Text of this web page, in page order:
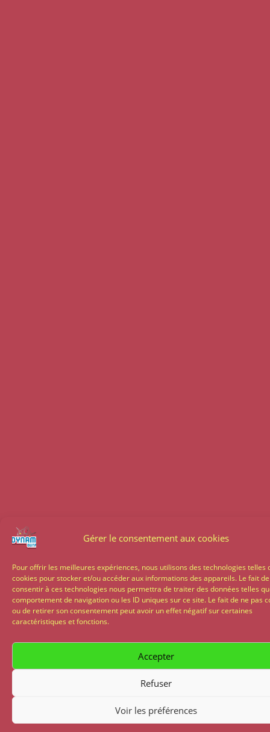
Gérer le consentement aux cookies
Pour offrir les meilleures expériences, nous utilisons des technologies telles
cookies pour stocker et/ou accéder aux informations des appareils. Le fait de
consentir à ces technologies nous permettra de traiter des données telles
comportement de navigation ou les ID uniques sur ce site. Le fait de ne pas
ou de retirer son consentement peut avoir un effet négatif sur certaines
caractéristiques et fonctions.
Accepter
Refuser
Voir les préférences